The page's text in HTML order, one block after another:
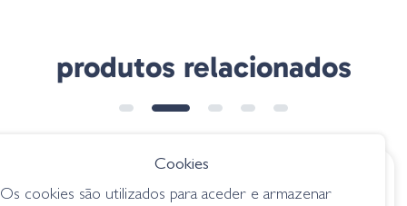
produtos relacionados
€ 7.25
Cookies
Os cookies são utilizados para aceder e armazenar